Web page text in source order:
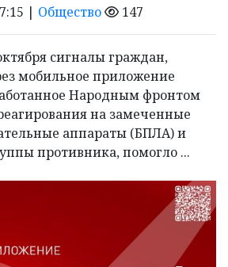
| Общество 147
сигналы граждан,
мобильное приложение
Народным фронтом
на замеченные
аппараты (БПЛА) и
противника, помогло ...